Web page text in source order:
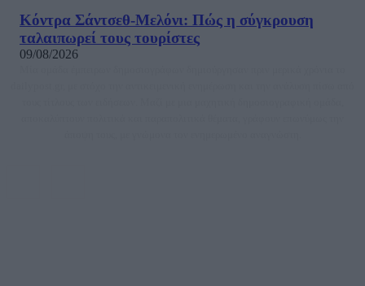
Κόντρα Σάντσεθ-Μελόνι: Πώς η σύγκρουση
ταλαιπωρεί τους τουρίστες
09/08/2026